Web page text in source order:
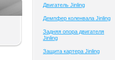
Двигатель Jinling
Демпфер коленвала Jinling
Задняя опора двигателя
Jinling
Защита картера Jinling